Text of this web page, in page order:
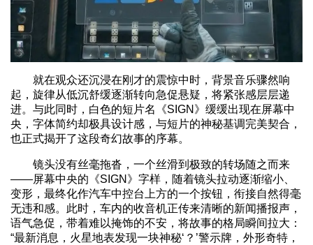
就在观众还沉浸在刚才的震惊中时，背景音乐骤然响
起，旋律从低沉舒缓逐渐转向急促悬疑，将紧张感层层递
进。与此同时，白色的短片名《SIGN》缓缓出现在屏幕中
央，字体简约却极具设计感，与短片的神秘基调完美契合，
也正式揭开了这段奇幻故事的序幕。
镜头没有丝毫拖沓，一个丝滑到极致的转场随之而来
——屏幕中央的《SIGN》字样，随着镜头拉动逐渐缩小、
变形，最终化作汽车中控台上方的一个按钮，衔接自然得毫
无违和感。此时，车内的收音机正传来清晰的新闻播报声，
语气急促，带着难以掩饰的不安，将故事的格局瞬间拉大：
“最新消息，火星地表发现一块神秘‘？’警示牌，外形奇特，